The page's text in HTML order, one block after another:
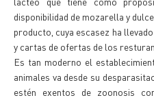
disponibilidad de mozarella y
producto, cuya escasez ha
y cartas de ofertas de los
Es tan moderno el
animales va desde su
estén exentos de zoonosis